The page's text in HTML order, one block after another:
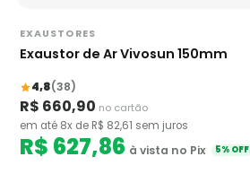
EXAUSTORES
Exaustor de Ar Vivosun 150mm
4,8(38)
R$ 660,90 no cartão
em até 8x de R$ 82,61 sem juros
R$ 627,86 à vista no Pix 5% OFF